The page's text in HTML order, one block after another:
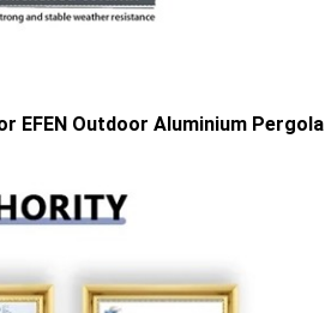
EFEN Outdoor Aluminium Pergola